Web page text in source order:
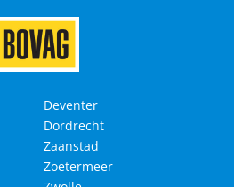
Deventer
Dordrecht
Zaanstad
Zoetermeer